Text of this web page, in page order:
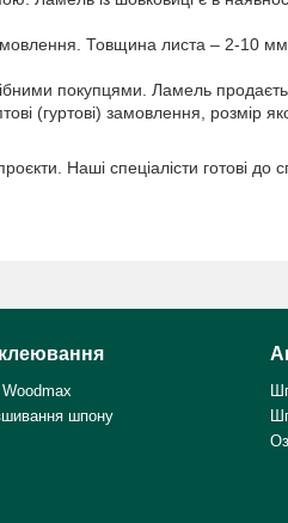
Товщина листа – 2-10 мм.
покупцями. Ламель
(гуртові) замовлення, розмір
Наші спеціалісти готові до
шпону